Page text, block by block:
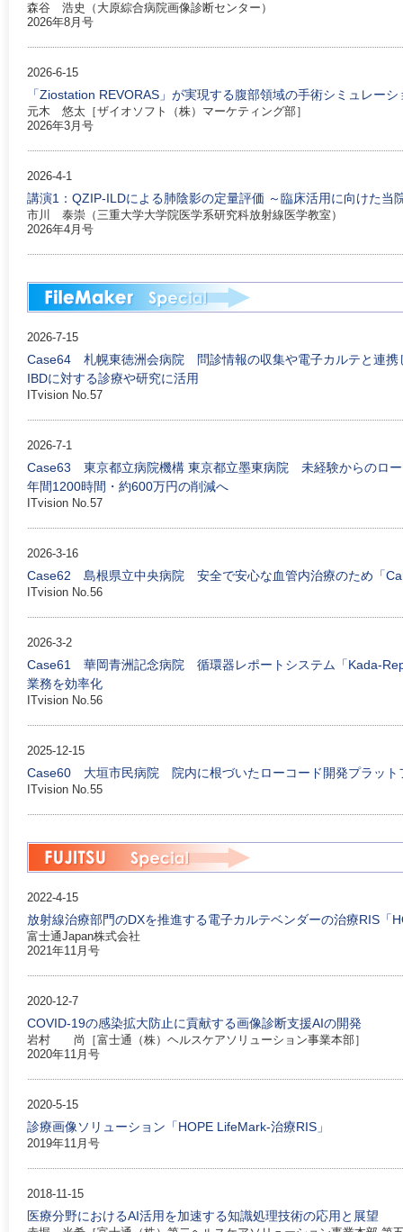
森谷 浩史（大原綜合病院画像診断センター）
2026年8月号
2026-6-15
「Ziostation REVORAS」が実現する腹部領域の手術シミュレーシ
元木 悠太［ザイオソフト（株）マーケティング部］
2026年3月号
2026-4-1
講演1：QZIP-ILDによる肺陰影の定量評価 ～臨床活用に向けた当
市川 泰崇（三重大学大学院医学系研究科放射線医学教室）
2026年4月号
2026-7-15
Case64 札幌東徳洲会病院 問診情報の収集や電子カルテと連携
IBDに対する診療や研究に活用
ITvision No.57
2026-7-1
Case63 東京都立病院機構 東京都立墨東病院 未経験からのロ
年間1200時間・約600万円の削減へ
ITvision No.57
2026-3-16
Case62 島根県立中央病院 安全で安心な血管内治療のため「
ITvision No.56
2026-3-2
Case61 華岡青洲記念病院 循環器レポートシステム「Kada-
業務を効率化
ITvision No.56
2025-12-15
Case60 大垣市民病院 院内に根づいたローコード開発プラット
ITvision No.55
2022-4-15
放射線治療部門のDXを推進する電子カルテベンダーの治療RIS「
富士通Japan株式会社
2021年11月号
2020-12-7
COVID-19の感染拡大防止に貢献する画像診断支援AIの開発
岩村 尚［富士通（株）ヘルスケアソリューション事業本部］
2020年11月号
2020-5-15
診療画像ソリューション「HOPE LifeMark-治療RIS」
2019年11月号
2018-11-15
医療分野におけるAI活用を加速する知識処理技術の応用と展望